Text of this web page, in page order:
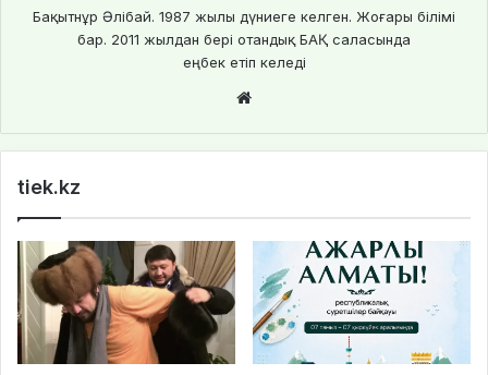
Бақытнұр Әлібай. 1987 жылы дүниеге келген. Жоғары білімі
бар. 2011 жылдан бері отандық БАҚ саласында
еңбек етіп келеді
te
tiek.kz